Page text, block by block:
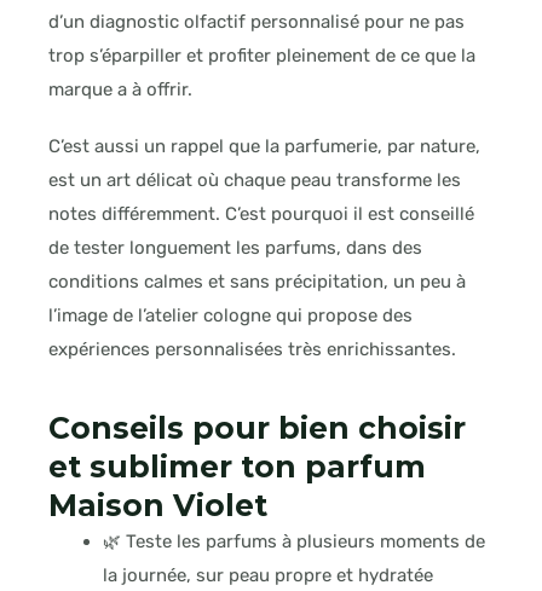
d’un diagnostic olfactif personnalisé pour ne pas
trop s’éparpiller et profiter pleinement de ce que la
marque a à offrir.
C’est aussi un rappel que la parfumerie, par nature,
est un art délicat où chaque peau transforme les
notes différemment. C’est pourquoi il est conseillé
de tester longuement les parfums, dans des
conditions calmes et sans précipitation, un peu à
l’image de l’atelier cologne qui propose des
expériences personnalisées très enrichissantes.
Conseils pour bien choisir
et sublimer ton parfum
Maison Violet
🌿 Teste les parfums à plusieurs moments de
la journée, sur peau propre et hydratée